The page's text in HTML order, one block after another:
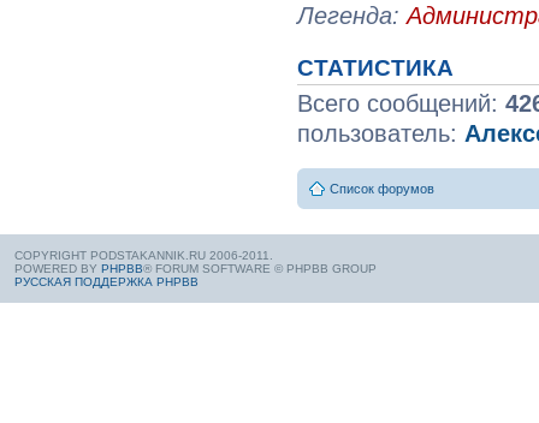
Легенда:
СТАТИСТИКА
Всего сообщений:
пользователь:
Список форумов
COPYRIGHT PODSTAKANNIK.RU 2006-2011.
POWERED BY PHPBB® FORUM SOFTWARE © PHPBB GROUP
РУССКАЯ ПОДДЕРЖКА PHPBB